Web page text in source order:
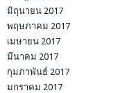
มิถุนายน 2017
พฤษภาคม 2017
เมษายน 2017
มีนาคม 2017
กุมภาพันธ์ 2017
มกราคม 2017